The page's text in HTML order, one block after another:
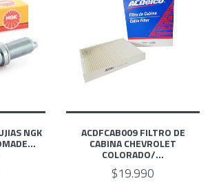
NGK ACDFCAB009 FILTRO DE
CABINA CHEVROLET
COLORADO/...
$19.990